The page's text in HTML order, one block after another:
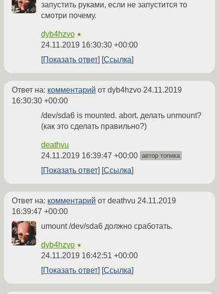
запустить руками, если не запустится то
смотри почему.
dyb4hzvo ★
24.11.2019 16:30:30 +00:00
Показать ответ
Ссылка
Ответ на: комментарий от dyb4hzvo 24.11.2019
16:30:30 +00:00
/dev/sda6 is mounted. abort. делать unmount?
(как это сделать правильно?)
deathvu
24.11.2019 16:39:47 +00:00 автор топика
Показать ответ Ссылка
Ответ на: комментарий от deathvu 24.11.2019
16:39:47 +00:00
umount /dev/sda6 должно сработать.
dyb4hzvo ★
24.11.2019 16:42:51 +00:00
Показать ответ
Ссылка